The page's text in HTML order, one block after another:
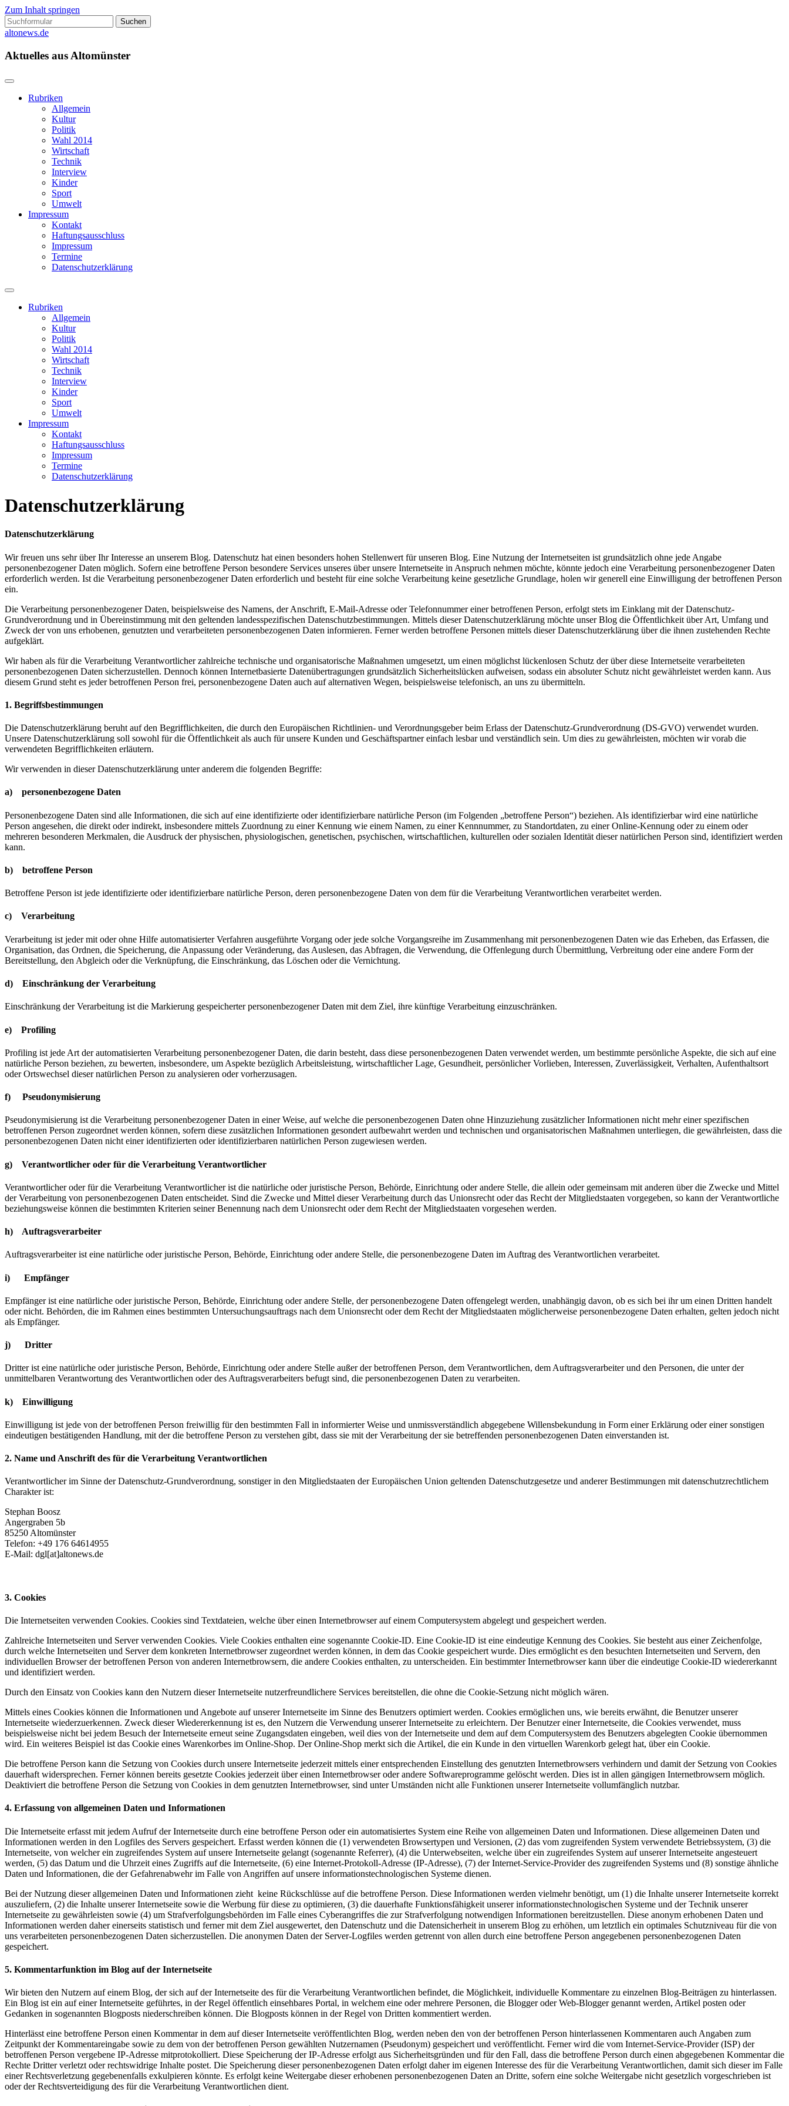
Zum Inhalt springen
Suchen
nach:
altonews.de
Aktuelles aus Altomünster
Rubriken
Allgemein
Kultur
Politik
Wahl 2014
Wirtschaft
Technik
Interview
Kinder
Sport
Umwelt
Impressum
Kontakt
Haftungsausschluss
Impressum
Termine
Datenschutzerklärung
Suchfeld
ein-/ausblenden
Rubriken
Allgemein
Kultur
Politik
Wahl 2014
Wirtschaft
Technik
Interview
Kinder
Sport
Umwelt
Impressum
Kontakt
Haftungsausschluss
Impressum
Termine
Datenschutzerklärung
Datenschutzerklärung
Datenschutzerklärung
Wir freuen uns sehr über Ihr Interesse an unserem Blog. Datenschutz hat einen besonders hohen Stellenwert für unseren Blog. Eine Nutzung der Internetseiten ist grundsätzlich ohne jede Angabe
personenbezogener Daten möglich. Sofern eine betroffene Person besondere Services unseres über unsere Internetseite in Anspruch nehmen möchte, könnte jedoch eine Verarbeitung personenbezogener Daten
erforderlich werden. Ist die Verarbeitung personenbezogener Daten erforderlich und besteht für eine solche Verarbeitung keine gesetzliche Grundlage, holen wir generell eine Einwilligung der betroffenen Person
ein.
Die Verarbeitung personenbezogener Daten, beispielsweise des Namens, der Anschrift, E-Mail-Adresse oder Telefonnummer einer betroffenen Person, erfolgt stets im Einklang mit der Datenschutz-
Grundverordnung und in Übereinstimmung mit den geltenden landesspezifischen Datenschutzbestimmungen. Mittels dieser Datenschutzerklärung möchte unser Blog die Öffentlichkeit über Art, Umfang und
Zweck der von uns erhobenen, genutzten und verarbeiteten personenbezogenen Daten informieren. Ferner werden betroffene Personen mittels dieser Datenschutzerklärung über die ihnen zustehenden Rechte
aufgeklärt.
Wir haben als für die Verarbeitung Verantwortlicher zahlreiche technische und organisatorische Maßnahmen umgesetzt, um einen möglichst lückenlosen Schutz der über diese Internetseite verarbeiteten
personenbezogenen Daten sicherzustellen. Dennoch können Internetbasierte Datenübertragungen grundsätzlich Sicherheitslücken aufweisen, sodass ein absoluter Schutz nicht gewährleistet werden kann. Aus
diesem Grund steht es jeder betroffenen Person frei, personenbezogene Daten auch auf alternativen Wegen, beispielsweise telefonisch, an uns zu übermitteln.
1. Begriffsbestimmungen
Die Datenschutzerklärung beruht auf den Begrifflichkeiten, die durch den Europäischen Richtlinien- und Verordnungsgeber beim Erlass der Datenschutz-Grundverordnung (DS-GVO) verwendet wurden.
Unsere Datenschutzerklärung soll sowohl für die Öffentlichkeit als auch für unsere Kunden und Geschäftspartner einfach lesbar und verständlich sein. Um dies zu gewährleisten, möchten wir vorab die
verwendeten Begrifflichkeiten erläutern.
Wir verwenden in dieser Datenschutzerklärung unter anderem die folgenden Begriffe:
a) personenbezogene Daten
Personenbezogene Daten sind alle Informationen, die sich auf eine identifizierte oder identifizierbare natürliche Person (im Folgenden „betroffene Person“) beziehen. Als identifizierbar wird eine natürliche
Person angesehen, die direkt oder indirekt, insbesondere mittels Zuordnung zu einer Kennung wie einem Namen, zu einer Kennnummer, zu Standortdaten, zu einer Online-Kennung oder zu einem oder
mehreren besonderen Merkmalen, die Ausdruck der physischen, physiologischen, genetischen, psychischen, wirtschaftlichen, kulturellen oder sozialen Identität dieser natürlichen Person sind, identifiziert werden
kann.
b) betroffene Person
Betroffene Person ist jede identifizierte oder identifizierbare natürliche Person, deren personenbezogene Daten von dem für die Verarbeitung Verantwortlichen verarbeitet werden.
c) Verarbeitung
Verarbeitung ist jeder mit oder ohne Hilfe automatisierter Verfahren ausgeführte Vorgang oder jede solche Vorgangsreihe im Zusammenhang mit personenbezogenen Daten wie das Erheben, das Erfassen, die
Organisation, das Ordnen, die Speicherung, die Anpassung oder Veränderung, das Auslesen, das Abfragen, die Verwendung, die Offenlegung durch Übermittlung, Verbreitung oder eine andere Form der
Bereitstellung, den Abgleich oder die Verknüpfung, die Einschränkung, das Löschen oder die Vernichtung.
d) Einschränkung der Verarbeitung
Einschränkung der Verarbeitung ist die Markierung gespeicherter personenbezogener Daten mit dem Ziel, ihre künftige Verarbeitung einzuschränken.
e) Profiling
Profiling ist jede Art der automatisierten Verarbeitung personenbezogener Daten, die darin besteht, dass diese personenbezogenen Daten verwendet werden, um bestimmte persönliche Aspekte, die sich auf eine
natürliche Person beziehen, zu bewerten, insbesondere, um Aspekte bezüglich Arbeitsleistung, wirtschaftlicher Lage, Gesundheit, persönlicher Vorlieben, Interessen, Zuverlässigkeit, Verhalten, Aufenthaltsort
oder Ortswechsel dieser natürlichen Person zu analysieren oder vorherzusagen.
f) Pseudonymisierung
Pseudonymisierung ist die Verarbeitung personenbezogener Daten in einer Weise, auf welche die personenbezogenen Daten ohne Hinzuziehung zusätzlicher Informationen nicht mehr einer spezifischen
betroffenen Person zugeordnet werden können, sofern diese zusätzlichen Informationen gesondert aufbewahrt werden und technischen und organisatorischen Maßnahmen unterliegen, die gewährleisten, dass die
personenbezogenen Daten nicht einer identifizierten oder identifizierbaren natürlichen Person zugewiesen werden.
g) Verantwortlicher oder für die Verarbeitung Verantwortlicher
Verantwortlicher oder für die Verarbeitung Verantwortlicher ist die natürliche oder juristische Person, Behörde, Einrichtung oder andere Stelle, die allein oder gemeinsam mit anderen über die Zwecke und Mittel
der Verarbeitung von personenbezogenen Daten entscheidet. Sind die Zwecke und Mittel dieser Verarbeitung durch das Unionsrecht oder das Recht der Mitgliedstaaten vorgegeben, so kann der Verantwortliche
beziehungsweise können die bestimmten Kriterien seiner Benennung nach dem Unionsrecht oder dem Recht der Mitgliedstaaten vorgesehen werden.
h) Auftragsverarbeiter
Auftragsverarbeiter ist eine natürliche oder juristische Person, Behörde, Einrichtung oder andere Stelle, die personenbezogene Daten im Auftrag des Verantwortlichen verarbeitet.
i) Empfänger
Empfänger ist eine natürliche oder juristische Person, Behörde, Einrichtung oder andere Stelle, der personenbezogene Daten offengelegt werden, unabhängig davon, ob es sich bei ihr um einen Dritten handelt
oder nicht. Behörden, die im Rahmen eines bestimmten Untersuchungsauftrags nach dem Unionsrecht oder dem Recht der Mitgliedstaaten möglicherweise personenbezogene Daten erhalten, gelten jedoch nicht
als Empfänger.
j) Dritter
Dritter ist eine natürliche oder juristische Person, Behörde, Einrichtung oder andere Stelle außer der betroffenen Person, dem Verantwortlichen, dem Auftragsverarbeiter und den Personen, die unter der
unmittelbaren Verantwortung des Verantwortlichen oder des Auftragsverarbeiters befugt sind, die personenbezogenen Daten zu verarbeiten.
k) Einwilligung
Einwilligung ist jede von der betroffenen Person freiwillig für den bestimmten Fall in informierter Weise und unmissverständlich abgegebene Willensbekundung in Form einer Erklärung oder einer sonstigen
eindeutigen bestätigenden Handlung, mit der die betroffene Person zu verstehen gibt, dass sie mit der Verarbeitung der sie betreffenden personenbezogenen Daten einverstanden ist.
2. Name und Anschrift des für die Verarbeitung Verantwortlichen
Verantwortlicher im Sinne der Datenschutz-Grundverordnung, sonstiger in den Mitgliedstaaten der Europäischen Union geltenden Datenschutzgesetze und anderer Bestimmungen mit datenschutzrechtlichem
Charakter ist:
Stephan Boosz
Angergraben 5b
85250 Altomünster
Telefon: +49 176 64614955
E-Mail: dgl[at]altonews.de
3. Cookies
Die Internetseiten verwenden Cookies. Cookies sind Textdateien, welche über einen Internetbrowser auf einem Computersystem abgelegt und gespeichert werden.
Zahlreiche Internetseiten und Server verwenden Cookies. Viele Cookies enthalten eine sogenannte Cookie-ID. Eine Cookie-ID ist eine eindeutige Kennung des Cookies. Sie besteht aus einer Zeichenfolge,
durch welche Internetseiten und Server dem konkreten Internetbrowser zugeordnet werden können, in dem das Cookie gespeichert wurde. Dies ermöglicht es den besuchten Internetseiten und Servern, den
individuellen Browser der betroffenen Person von anderen Internetbrowsern, die andere Cookies enthalten, zu unterscheiden. Ein bestimmter Internetbrowser kann über die eindeutige Cookie-ID wiedererkannt
und identifiziert werden.
Durch den Einsatz von Cookies kann den Nutzern dieser Internetseite nutzerfreundlichere Services bereitstellen, die ohne die Cookie-Setzung nicht möglich wären.
Mittels eines Cookies können die Informationen und Angebote auf unserer Internetseite im Sinne des Benutzers optimiert werden. Cookies ermöglichen uns, wie bereits erwähnt, die Benutzer unserer
Internetseite wiederzuerkennen. Zweck dieser Wiedererkennung ist es, den Nutzern die Verwendung unserer Internetseite zu erleichtern. Der Benutzer einer Internetseite, die Cookies verwendet, muss
beispielsweise nicht bei jedem Besuch der Internetseite erneut seine Zugangsdaten eingeben, weil dies von der Internetseite und dem auf dem Computersystem des Benutzers abgelegten Cookie übernommen
wird. Ein weiteres Beispiel ist das Cookie eines Warenkorbes im Online-Shop. Der Online-Shop merkt sich die Artikel, die ein Kunde in den virtuellen Warenkorb gelegt hat, über ein Cookie.
Die betroffene Person kann die Setzung von Cookies durch unsere Internetseite jederzeit mittels einer entsprechenden Einstellung des genutzten Internetbrowsers verhindern und damit der Setzung von Cookies
dauerhaft widersprechen. Ferner können bereits gesetzte Cookies jederzeit über einen Internetbrowser oder andere Softwareprogramme gelöscht werden. Dies ist in allen gängigen Internetbrowsern möglich.
Deaktiviert die betroffene Person die Setzung von Cookies in dem genutzten Internetbrowser, sind unter Umständen nicht alle Funktionen unserer Internetseite vollumfänglich nutzbar.
4. Erfassung von allgemeinen Daten und Informationen
Die Internetseite erfasst mit jedem Aufruf der Internetseite durch eine betroffene Person oder ein automatisiertes System eine Reihe von allgemeinen Daten und Informationen. Diese allgemeinen Daten und
Informationen werden in den Logfiles des Servers gespeichert. Erfasst werden können die (1) verwendeten Browsertypen und Versionen, (2) das vom zugreifenden System verwendete Betriebssystem, (3) die
Internetseite, von welcher ein zugreifendes System auf unsere Internetseite gelangt (sogenannte Referrer), (4) die Unterwebseiten, welche über ein zugreifendes System auf unserer Internetseite angesteuert
werden, (5) das Datum und die Uhrzeit eines Zugriffs auf die Internetseite, (6) eine Internet-Protokoll-Adresse (IP-Adresse), (7) der Internet-Service-Provider des zugreifenden Systems und (8) sonstige ähnliche
Daten und Informationen, die der Gefahrenabwehr im Falle von Angriffen auf unsere informationstechnologischen Systeme dienen.
Bei der Nutzung dieser allgemeinen Daten und Informationen zieht keine Rückschlüsse auf die betroffene Person. Diese Informationen werden vielmehr benötigt, um (1) die Inhalte unserer Internetseite korrekt
auszuliefern, (2) die Inhalte unserer Internetseite sowie die Werbung für diese zu optimieren, (3) die dauerhafte Funktionsfähigkeit unserer informationstechnologischen Systeme und der Technik unserer
Internetseite zu gewährleisten sowie (4) um Strafverfolgungsbehörden im Falle eines Cyberangriffes die zur Strafverfolgung notwendigen Informationen bereitzustellen. Diese anonym erhobenen Daten und
Informationen werden daher einerseits statistisch und ferner mit dem Ziel ausgewertet, den Datenschutz und die Datensicherheit in unserem Blog zu erhöhen, um letztlich ein optimales Schutzniveau für die von
uns verarbeiteten personenbezogenen Daten sicherzustellen. Die anonymen Daten der Server-Logfiles werden getrennt von allen durch eine betroffene Person angegebenen personenbezogenen Daten
gespeichert.
5. Kommentarfunktion im Blog auf der Internetseite
Wir bieten den Nutzern auf einem Blog, der sich auf der Internetseite des für die Verarbeitung Verantwortlichen befindet, die Möglichkeit, individuelle Kommentare zu einzelnen Blog-Beiträgen zu hinterlassen.
Ein Blog ist ein auf einer Internetseite geführtes, in der Regel öffentlich einsehbares Portal, in welchem eine oder mehrere Personen, die Blogger oder Web-Blogger genannt werden, Artikel posten oder
Gedanken in sogenannten Blogposts niederschreiben können. Die Blogposts können in der Regel von Dritten kommentiert werden.
Hinterlässt eine betroffene Person einen Kommentar in dem auf dieser Internetseite veröffentlichten Blog, werden neben den von der betroffenen Person hinterlassenen Kommentaren auch Angaben zum
Zeitpunkt der Kommentareingabe sowie zu dem von der betroffenen Person gewählten Nutzernamen (Pseudonym) gespeichert und veröffentlicht. Ferner wird die vom Internet-Service-Provider (ISP) der
betroffenen Person vergebene IP-Adresse mitprotokolliert. Diese Speicherung der IP-Adresse erfolgt aus Sicherheitsgründen und für den Fall, dass die betroffene Person durch einen abgegebenen Kommentar die
Rechte Dritter verletzt oder rechtswidrige Inhalte postet. Die Speicherung dieser personenbezogenen Daten erfolgt daher im eigenen Interesse des für die Verarbeitung Verantwortlichen, damit sich dieser im Falle
einer Rechtsverletzung gegebenenfalls exkulpieren könnte. Es erfolgt keine Weitergabe dieser erhobenen personenbezogenen Daten an Dritte, sofern eine solche Weitergabe nicht gesetzlich vorgeschrieben ist
oder der Rechtsverteidigung des für die Verarbeitung Verantwortlichen dient.